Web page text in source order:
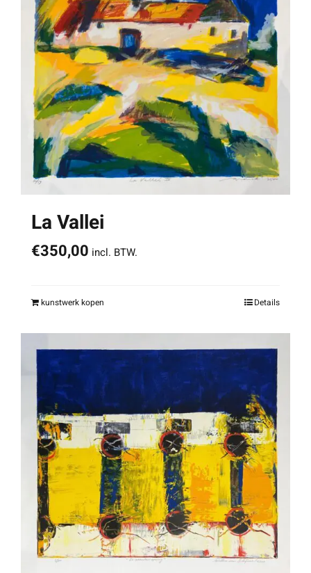
La Vallei
€350,00 incl. BTW.
kunstwerk kopen Details